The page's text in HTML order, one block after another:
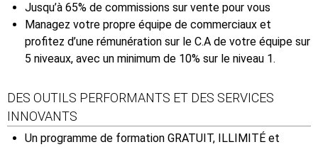
Jusqu’à 65% de commissions sur vente pour vous
Managez votre propre équipe de commerciaux et
profitez d’une rémunération sur le C.A de votre équipe sur
5 niveaux, avec un minimum de 10% sur le niveau 1.
DES OUTILS PERFORMANTS ET DES SERVICES
INNOVANTS
Un programme de formation GRATUIT, ILLIMITÉ et